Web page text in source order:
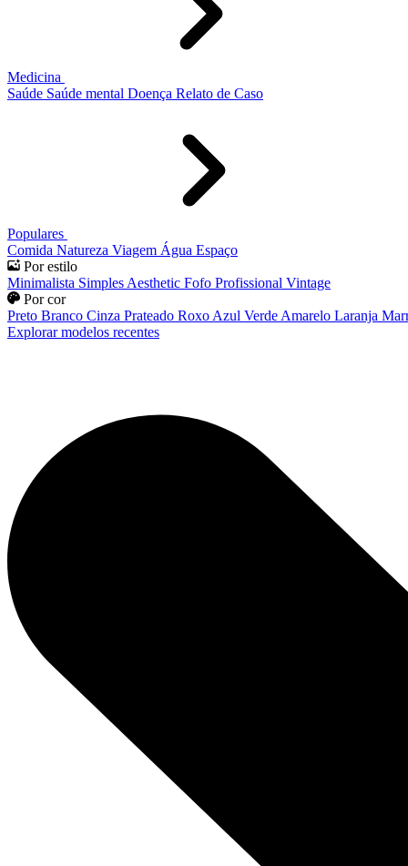
Medicina
Saúde Saúde mental Doença Relato de Caso
Populares
Comida Natureza Viagem Água Espaço
Por estilo
Minimalista Simples Aesthetic Fofo Profissional Vintage
Por cor
Preto Branco Cinza Prateado Roxo Azul Verde Amarelo Laranja
Explorar modelos recentes